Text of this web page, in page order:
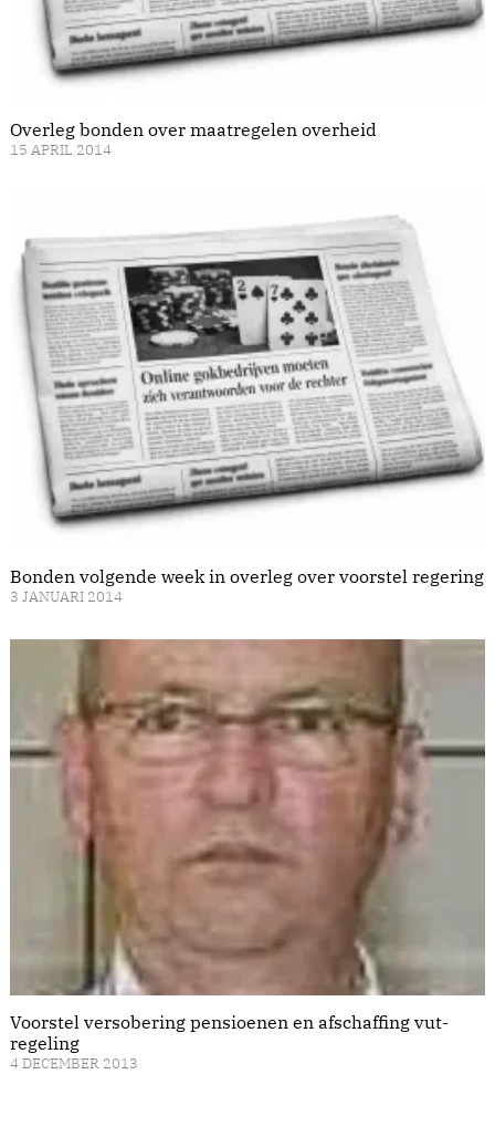
Overleg bonden over maatregelen overheid
15 APRIL 2014
Bonden volgende week in overleg over voorstel regering
3 JANUARI 2014
Voorstel versobering pensioenen en afschaffing vut-
regeling
4 DECEMBER 2013